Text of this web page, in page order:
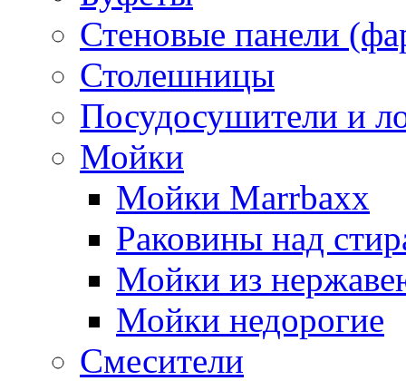
Стеновые панели
Столешницы
Посудосушители и
Мойки
Мойки Marrbaxx
Раковины над
Мойки из
Мойки недорогие
Смесители